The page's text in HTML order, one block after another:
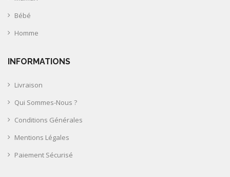
Bébé
Homme
INFORMATIONS
Livraison
Qui Sommes-Nous ?
Conditions Générales
Mentions Légales
Paiement Sécurisé